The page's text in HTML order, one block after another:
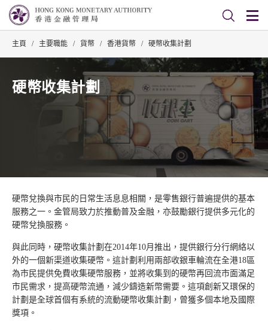
主頁 / 主要職能 / 貨幣 / 香港貨幣 / 硬幣收集計劃
硬幣收集計劃
硬幣兌換與市民的日常生活息息相關，是零售銀行普遍提供的基本
服務之一。金管局致力於推動普及金融，亦鼓勵銀行提供多元化的
硬幣兌換服務。
與此同時，硬幣收集計劃在2014年10月推出，提供銀行分行網絡以
外的一個新渠道收集硬幣。這計劃利用兩部收銀車輪流在全港18區
為市民提供免費收集硬幣服務，並將收集到的硬幣再回流市面滿足
市民需求，提高硬幣流通，減少鑄造新幣需要。這項創新又環保的
計劃是全球首個有系統的流動硬幣收集計劃，曾獲多個本地及國際
獎項。